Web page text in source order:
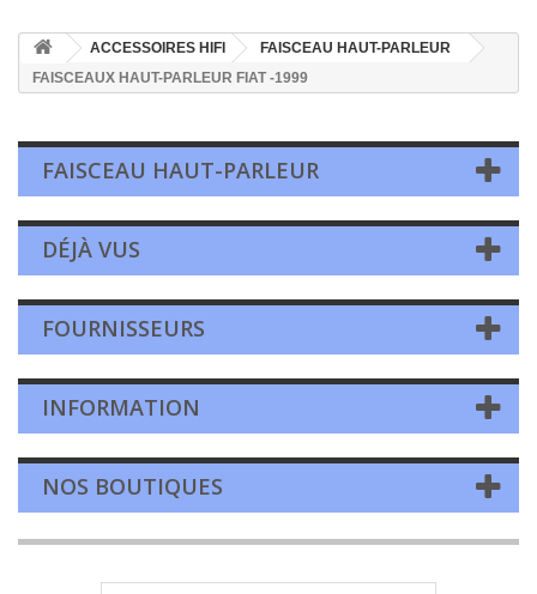
ACCESSOIRES HIFI
FAISCEAU HAUT-PARLEUR
FAISCEAUX HAUT-PARLEUR FIAT -1999
FAISCEAU HAUT-PARLEUR
DÉJÀ VUS
FOURNISSEURS
INFORMATION
NOS BOUTIQUES